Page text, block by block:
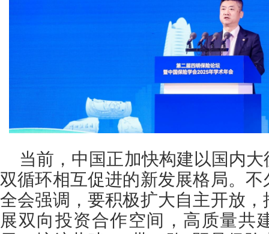
当前，中国正加快构建以国内
双循环相互促进的新发展格局。
全会强调，要积极扩大自主开放
展双向投资合作空间，高质量共